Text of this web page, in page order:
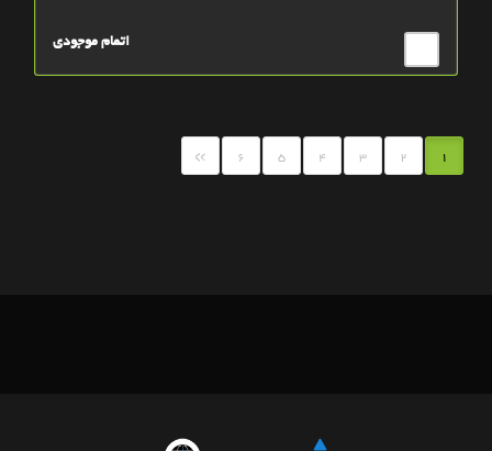
اتمام موجودی
1
2
3
4
5
6
»